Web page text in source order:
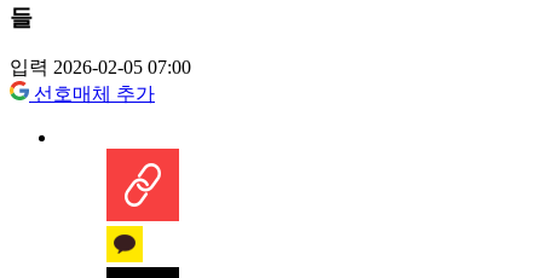
들
입력 2026-02-05 07:00
선호매체 추가